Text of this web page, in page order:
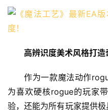
高辨识度美术风格打
作为一款魔法动作
为喜欢硬核rogue的玩家
验，还能为所有玩家提供